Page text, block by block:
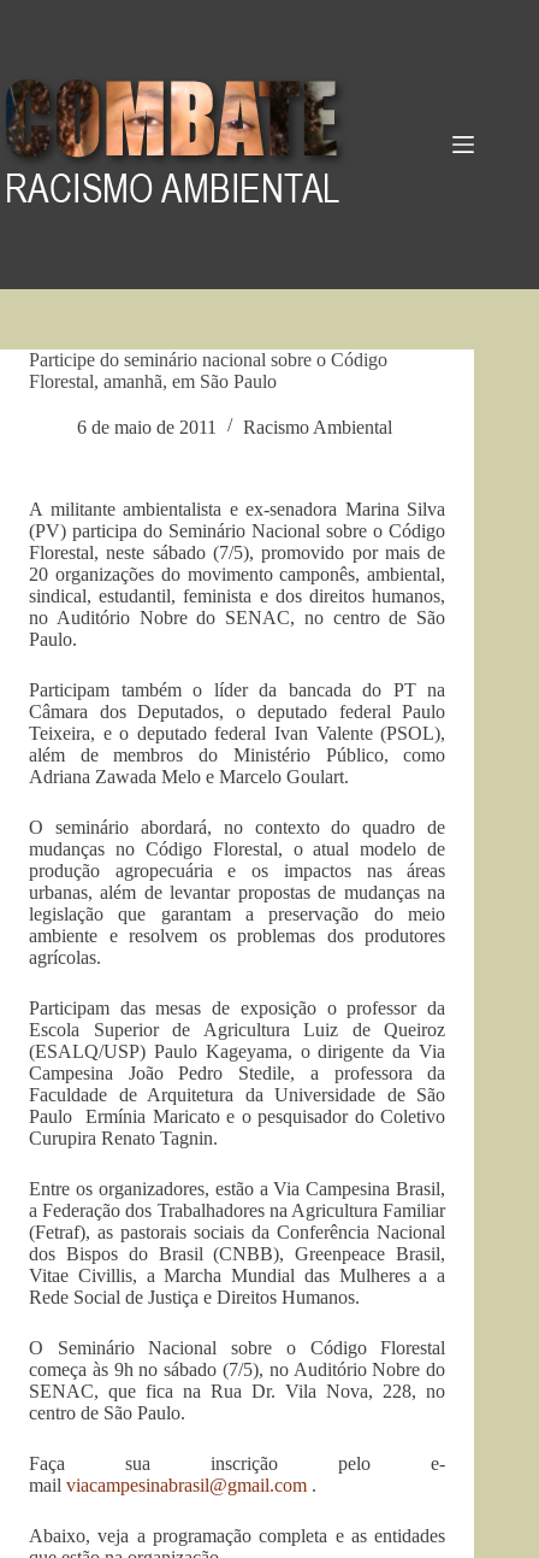
Participe do seminário nacional sobre o Código
Florestal, amanhã, em São Paulo
6 de maio de 2011 Racismo Ambiental
A militante ambientalista e ex-senadora Marina Silva
(PV) participa do Seminário Nacional sobre o Código
Florestal, neste sábado (7/5), promovido por mais de
20 organizações do movimento camponês, ambiental,
sindical, estudantil, feminista e dos direitos humanos,
no Auditório Nobre do SENAC, no centro de São
Paulo.
Participam também o líder da bancada do PT na
Câmara dos Deputados, o deputado federal Paulo
Teixeira, e o deputado federal Ivan Valente (PSOL),
além de membros do Ministério Público, como
Adriana Zawada Melo e Marcelo Goulart.
O seminário abordará, no contexto do quadro de
mudanças no Código Florestal, o atual modelo de
produção agropecuária e os impactos nas áreas
urbanas, além de levantar propostas de mudanças na
legislação que garantam a preservação do meio
ambiente e resolvem os problemas dos produtores
agrícolas.
Participam das mesas de exposição o professor da
Escola Superior de Agricultura Luiz de Queiroz
(ESALQ/USP) Paulo Kageyama, o dirigente da Via
Campesina João Pedro Stedile, a professora da
Faculdade de Arquitetura da Universidade de São
Paulo Ermínia Maricato e o pesquisador do Coletivo
Curupira Renato Tagnin.
Entre os organizadores, estão a Via Campesina Brasil,
a Federação dos Trabalhadores na Agricultura Familiar
(Fetraf), as pastorais sociais da Conferência Nacional
dos Bispos do Brasil (CNBB), Greenpeace Brasil,
Vitae Civillis, a Marcha Mundial das Mulheres a a
Rede Social de Justiça e Direitos Humanos.
O Seminário Nacional sobre o Código Florestal
começa às 9h no sábado (7/5), no Auditório Nobre do
SENAC, que fica na Rua Dr. Vila Nova, 228, no
centro de São Paulo.
Faça sua inscrição pelo e-
mail viacampesinabrasil@gmail.com .
Abaixo, veja a programação completa e as entidades